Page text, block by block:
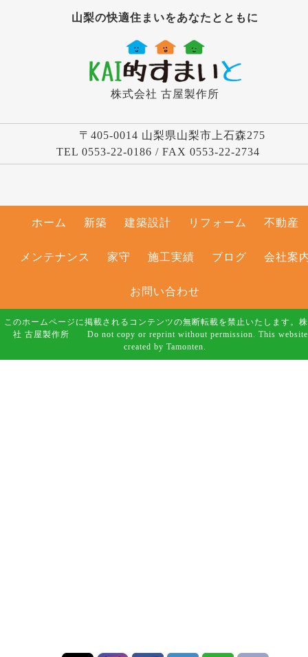
山梨の快適住まいをあなたとともに
株式会社 古屋製作所
〒405-0014 山梨県山梨市上石森275
TEL 0553-22-0186 / FAX 0553-22-2734
ホーム 新築 建築設計 リフォーム 不動産
メンテナンス 家守 施工実績 ブログ 会社案
お問い合わせ
このホームページに掲載されるコンテンツの無断転載を禁止いたします。
社 古屋製作所 Do not copy or reprint without permission. This
created by Tamonten.